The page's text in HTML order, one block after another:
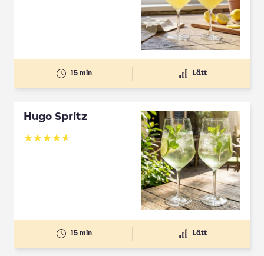
15 min Lätt
Hugo Spritz
Betyg: 4.61 av 5
15 min Lätt